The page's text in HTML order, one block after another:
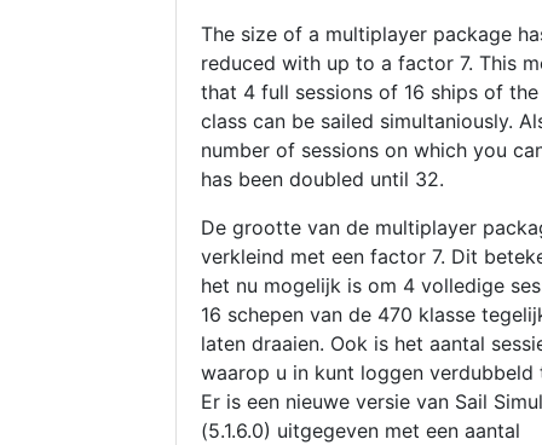
The size of a multiplayer package
reduced with up to a factor 7. This
that 4 full sessions of 16 ships of
class can be sailed simultaniously.
number of sessions on which you
has been doubled until 32.
De grootte van de multiplayer
verkleind met een factor 7. Dit
het nu mogelijk is om 4 volledige
16 schepen van de 470 klasse
laten draaien. Ook is het aantal
waarop u in kunt loggen verdubbeld
Er is een nieuwe versie van Sail
(5.1.6.0) uitgegeven met een aantal